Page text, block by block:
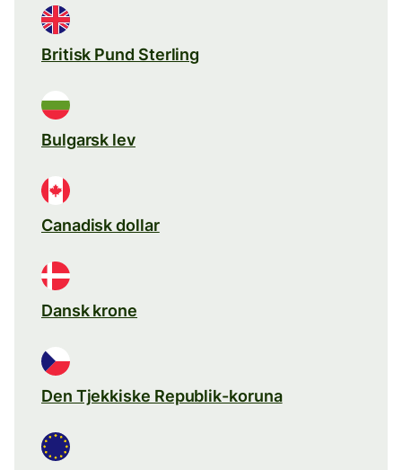
Britisk Pund Sterling
Bulgarsk lev
Canadisk dollar
Dansk krone
Den Tjekkiske Republik-koruna